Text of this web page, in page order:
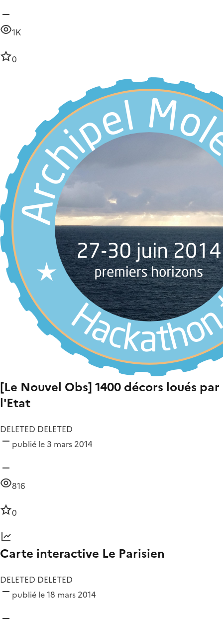
1K
0
[Le Nouvel Obs] 1400 décors loués par
l'Etat
DELETED DELETED
publié le 3 mars 2014
816
0
Carte interactive Le Parisien
DELETED DELETED
publié le 18 mars 2014